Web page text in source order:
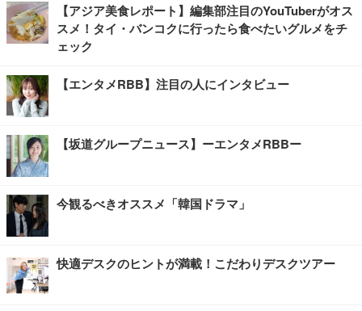
【アジア美食レポート】編集部注目のYouTuberがオス
スメ！タイ・バンコクに行ったら食べたいグルメをチ
ェック
【エンタメRBB】注目の人にインタビュー
【坂道グループニュース】ーエンタメRBBー
今観るべきオススメ「韓国ドラマ」
快適デスクのヒントが満載！こだわりデスクツアー